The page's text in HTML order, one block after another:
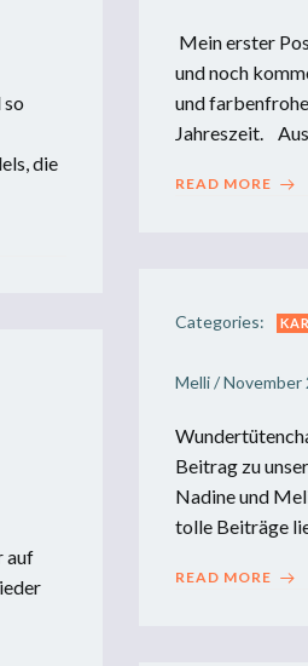
Mein erster
und noch
und
Jahreszeit.
READ MORE
die
Categories:
Melli/November
Beitrag zu
Nadine und
tolle Beiträge
READ MORE
auf